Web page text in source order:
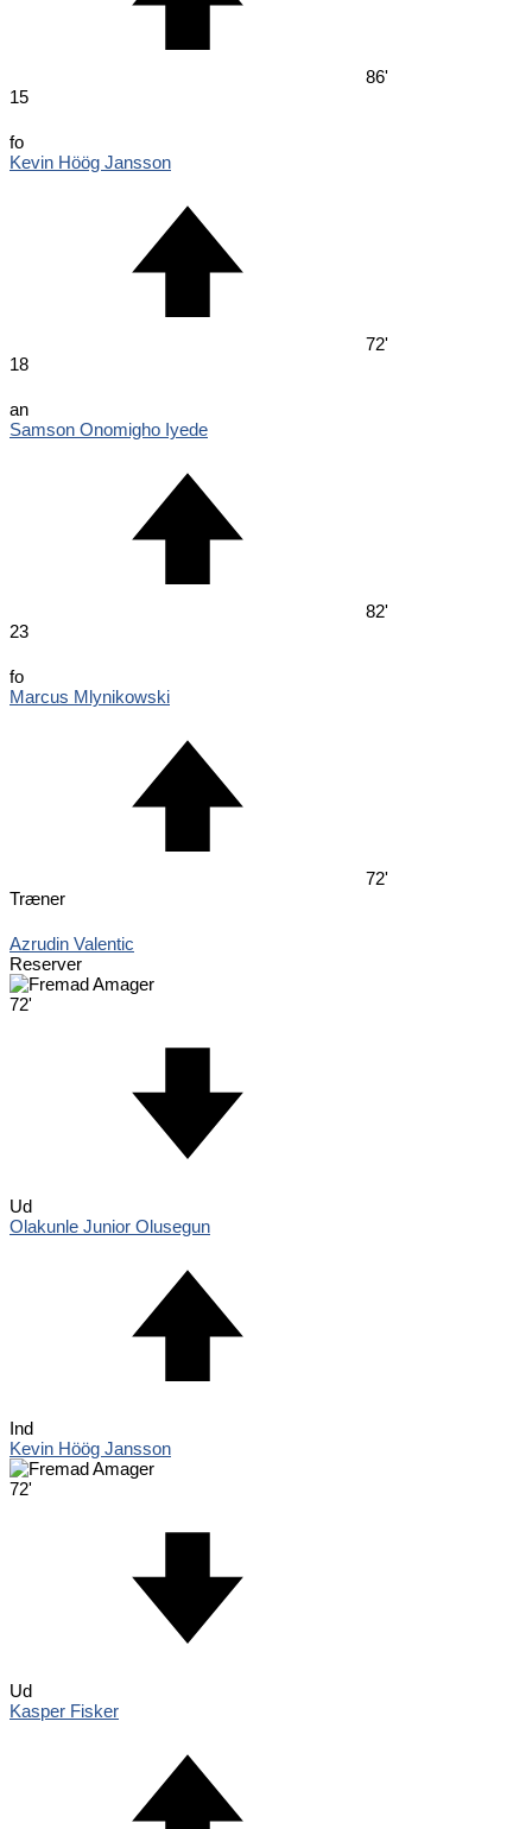
86'
15
fo
Kevin Höög Jansson
72'
18
an
Samson Onomigho Iyede
82'
23
fo
Marcus Mlynikowski
72'
Træner
Azrudin Valentic
Reserver
72'
Ud
Olakunle Junior Olusegun
Ind
Kevin Höög Jansson
72'
Ud
Kasper Fisker